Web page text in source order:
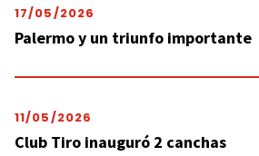
17/05/2026
Palermo y un triunfo importante
11/05/2026
Club Tiro inauguró 2 canchas